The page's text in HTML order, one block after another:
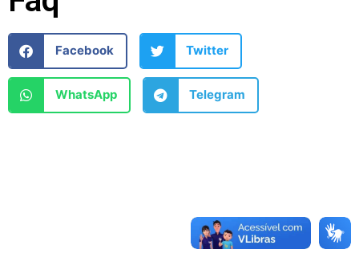
Facebook Twitter
WhatsApp Telegram